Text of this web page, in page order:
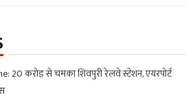
20 करोड़ से चमका शिवपुरी रेलवे स्टेशन, एयरपोर्ट